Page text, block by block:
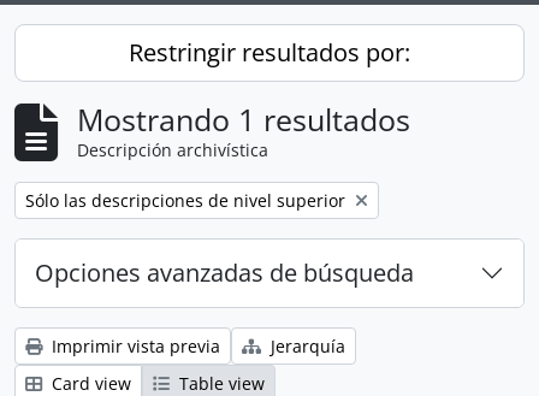
Restringir resultados por:
Mostrando 1 resultados
Descripción archivística
Remove filter:
Sólo las descripciones de nivel superior
Opciones avanzadas de búsqueda
Imprimir vista previa
Jerarquía
Card view
Table view